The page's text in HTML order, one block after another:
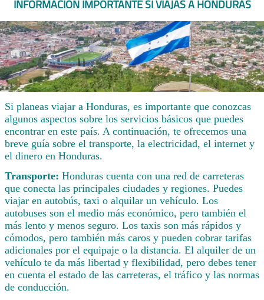
INFORMACIÓN IMPORTANTE SI VIAJAS A HONDURAS
Si planeas viajar a Honduras, es importante que conozcas
algunos aspectos sobre los servicios básicos que puedes
encontrar en este país. A continuación, te ofrecemos una
breve guía sobre el transporte, la electricidad, el internet y
el dinero en Honduras.
Transporte: Honduras cuenta con una red de carreteras
que conecta las principales ciudades y regiones. Puedes
viajar en autobús, taxi o alquilar un vehículo. Los
autobuses son el medio más económico, pero también el
más lento y menos seguro. Los taxis son más rápidos y
cómodos, pero también más caros y pueden cobrar tarifas
adicionales por el equipaje o la distancia. El alquiler de un
vehículo te da más libertad y flexibilidad, pero debes tener
en cuenta el estado de las carreteras, el tráfico y las normas
de conducción.